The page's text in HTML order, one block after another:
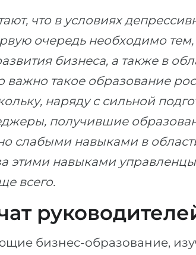
что в условиях
очередь необходимо тем,
бизнеса, а также в
важно такое образование
наряду с сильной
получившие
слабыми навыками в
этими навыками
всего.
бизнес-образование,